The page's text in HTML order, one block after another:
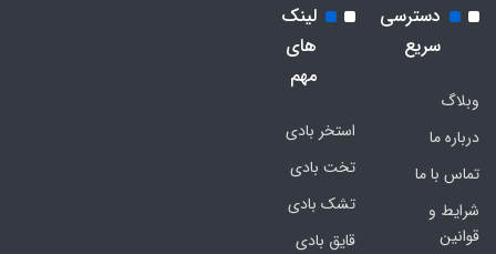
دسترسی
سریع
وبلاگ
درباره ما
تماس با ما
شرایط و
قوانین
لینک
های
مهم
استخر بادی
تخت بادی
تشک بادی
قایق بادی